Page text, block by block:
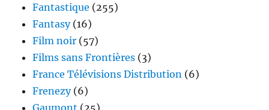
Fantastique (255)
Fantasy(16)
Film noir (57)
Films sans Frontières (3)
France Télévisions Distribution (6)
Frenezy(6)
Gaumont (25)